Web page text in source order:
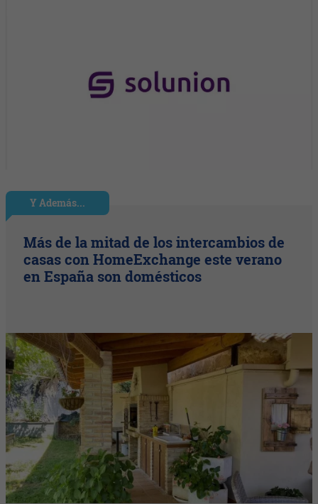
Y Además...
Más de la mitad de los intercambios de
casas con HomeExchange este verano
en España son domésticos